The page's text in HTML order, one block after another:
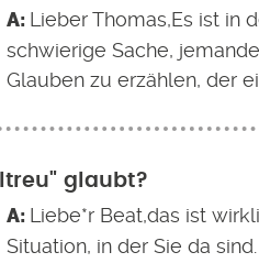
Lieber Thomas,Es ist in
schwierige Sache,
Glauben zu erzählen, der
glaubt?
Liebe*r Beat,das ist
Situation, in der Sie da